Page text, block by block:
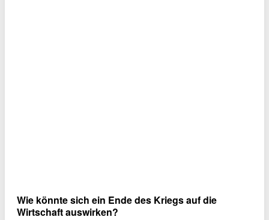
Wie könnte sich ein Ende des Kriegs auf die
Wirtschaft auswirken?